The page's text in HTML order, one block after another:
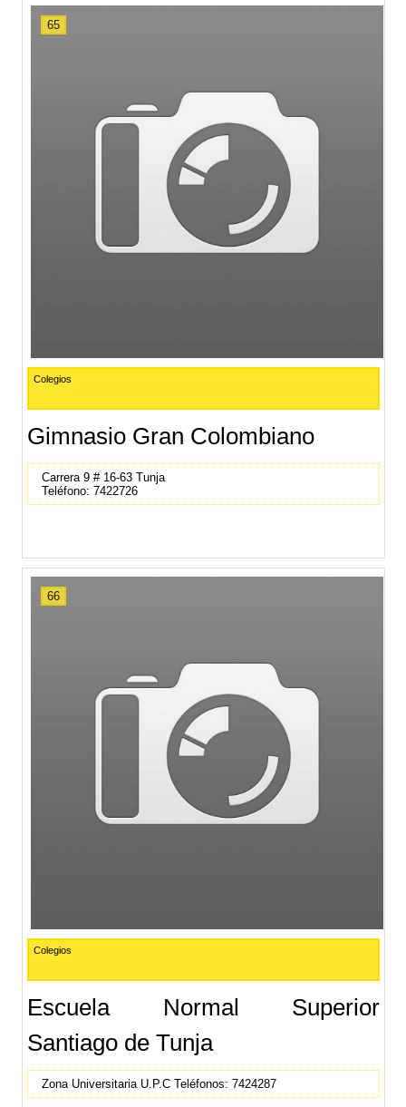
65
Colegios
Gimnasio Gran Colombiano
Carrera 9 # 16-63 Tunja
Teléfono: 7422726
66
Colegios
Escuela Normal Superior
Santiago de Tunja
Zona Universitaria U.P.C Teléfonos: 7424287